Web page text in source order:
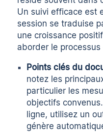
Un suivi efficace est
session se traduise
une croissance
aborder le processus
Points clés du
notez les
particulier les
objectifs
ligne, utilisez un
génère